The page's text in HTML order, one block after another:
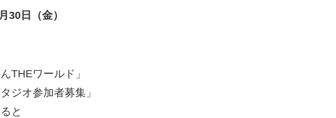
30日（金）
THEワールド」
ジオ参加者募集」
と